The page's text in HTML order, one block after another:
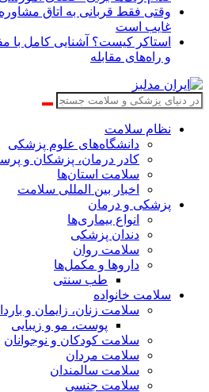
وقتی فقط قربانی به اتاق
غایب است
استاکر کیست؟ آشنایی کامل با
و راه‌های مقابله
نظام سلامت
دانشگاه‌های علوم پزشکی
کادر درمان، پزشکان و
سلامت استان‌ها
اخبار بین المللی سلامت
پزشکی و درمان
انواع بیماری‌ها
دندان پزشکی
سلامت روان
داروها و مکمل‌ها
طب سنتی
سلامت خانواده
سلامت زنان، زایمان و
پوست، مو و زیبایی
سلامت کودکان و نوجوانان
سلامت مردان
سلامت سالمندان
سلامت جنسی